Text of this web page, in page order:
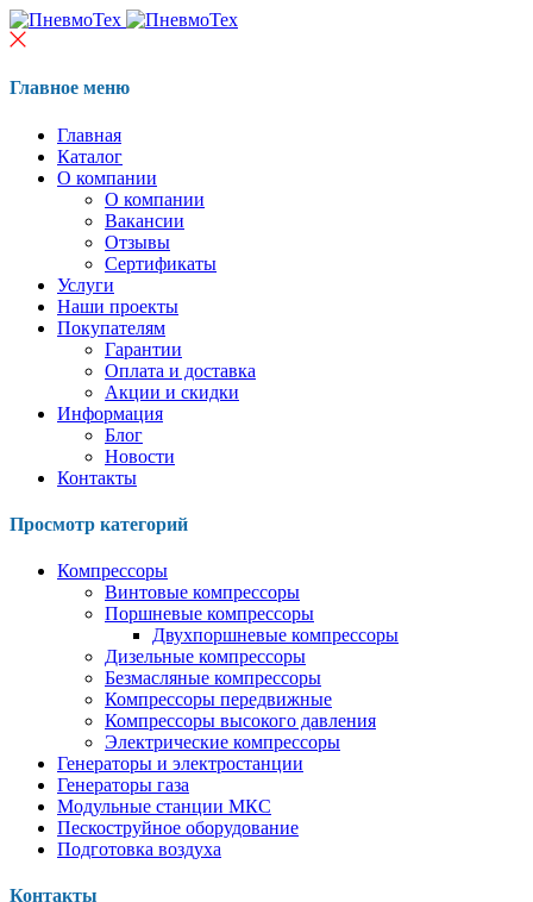
Главное меню
Главная
Каталог
О компании
О компании
Вакансии
Отзывы
Сертификаты
Услуги
Наши проекты
Покупателям
Гарантии
Оплата и доставка
Акции и скидки
Информация
Блог
Новости
Контакты
Просмотр категорий
Компрессоры
Винтовые компрессоры
Поршневые компрессоры
Двухпоршневые компрессоры
Дизельные компрессоры
Безмасляные компрессоры
Компрессоры передвижные
Компрессоры высокого давления
Электрические компрессоры
Генераторы и электростанции
Генераторы газа
Модульные станции МКС
Пескоструйное оборудование
Подготовка воздуха
Контакты